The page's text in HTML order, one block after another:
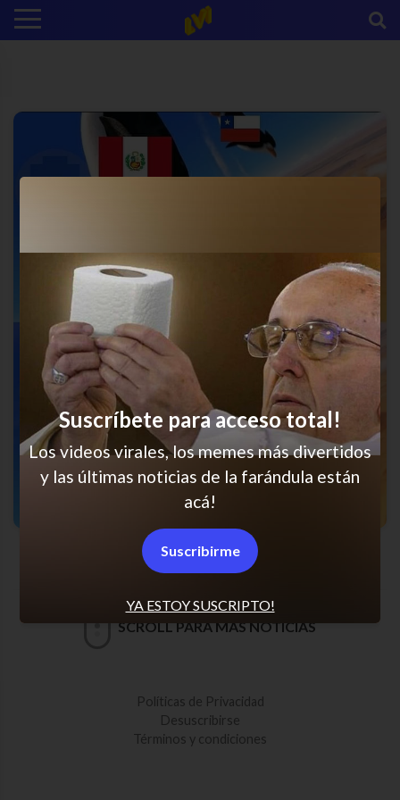
Sudamérica es así
SCROLL PARA MÁS NOTICIAS
Políticas de Privacidad
Desuscribirse
Términos y condiciones
YA ESTOY SUSCRIPTO!
Suscríbete para acceso total!
Los videos virales, los memes más divertidos
y las últimas noticias de la farándula están
acá!
Suscribirme